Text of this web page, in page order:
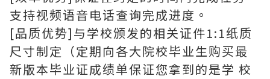
支持视频语音电话查询完成进度。
[品质优势]与学校颁发的相关证件1:1纸质
尺寸制定（定期向各大院校毕业生购买最
新版本毕业证成绩单保证您拿到的是学 校